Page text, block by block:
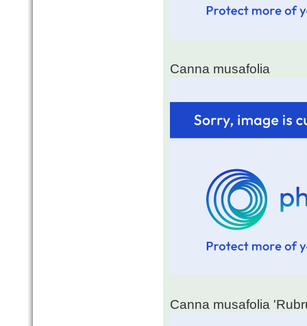
Canna musafolia
Canna musafolia